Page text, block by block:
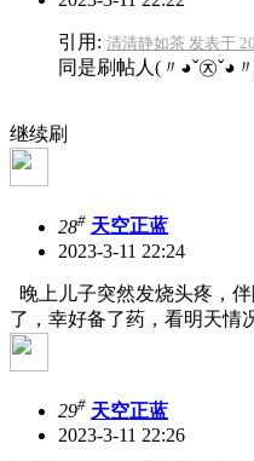
引用: 清清静如茶 发表于
同是刷帖人(〃◕ˇ㉨ˇ◕
继续刷
28# 天空正蓝
2023-3-11 22:24
晚上儿子突然发烧头疼，
了，幸好备了药，看明天情
29# 天空正蓝
2023-3-11 22:26